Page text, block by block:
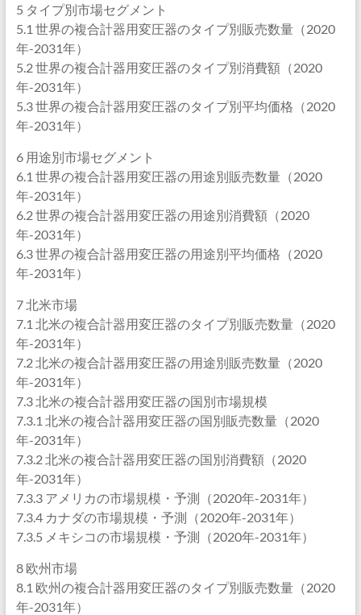
5 タイプ別市場セグメント
5.1 世界の複合計器用変圧器のタイプ別販売数量（2020
年-2031年）
5.2 世界の複合計器用変圧器のタイプ別消費額（2020
年-2031年）
5.3 世界の複合計器用変圧器のタイプ別平均価格（2020
年-2031年）
6 用途別市場セグメント
6.1 世界の複合計器用変圧器の用途別販売数量（2020
年-2031年）
6.2 世界の複合計器用変圧器の用途別消費額（2020
年-2031年）
6.3 世界の複合計器用変圧器の用途別平均価格（2020
年-2031年）
7 北米市場
7.1 北米の複合計器用変圧器のタイプ別販売数量（2020
年-2031年）
7.2 北米の複合計器用変圧器の用途別販売数量（2020
年-2031年）
7.3 北米の複合計器用変圧器の国別市場規模
7.3.1 北米の複合計器用変圧器の国別販売数量（2020
年-2031年）
7.3.2 北米の複合計器用変圧器の国別消費額（2020
年-2031年）
7.3.3 アメリカの市場規模・予測（2020年-2031年）
7.3.4 カナダの市場規模・予測（2020年-2031年）
7.3.5 メキシコの市場規模・予測（2020年-2031年）
8 欧州市場
8.1 欧州の複合計器用変圧器のタイプ別販売数量（2020
年-2031年）